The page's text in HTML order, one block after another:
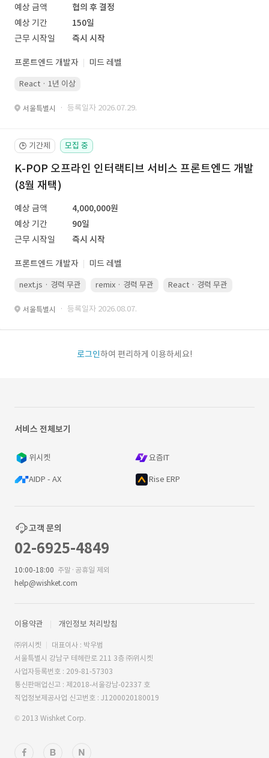
예상 금액
협의 후 결정
예상 기간
150일
근무 시작일
즉시 시작
프론트엔드 개발자 미드 레벨
React · 1년 이상
서울특별시 · 등록일자 2026.07.29.
🕒 기간제 모집 중
K-POP 오프라인 인터랙티브 서비스 프론트엔드 개발
(8월 재택)
예상 금액
4,000,000원
예상 기간
90일
근무 시작일
즉시 시작
프론트엔드 개발자 미드 레벨
next.js · 경력 무관 remix · 경력 무관 React · 경력 무관
서울특별시 · 등록일자 2026.08.07.
로그인하여 편리하게 이용하세요!
서비스 전체보기
위시켓 요즘IT
AIDP - AX Rise ERP
고객 문의
02-6925-4849
10:00-18:00 주말·공휴일 제외
help@wishket.com
이용약관 개인정보 처리방침
㈜위시켓
대표이사 : 박우범
서울특별시 강남구 테헤란로 211 3층 ㈜위시켓
사업자등록번호 : 209-81-57303
통신판매업신고 : 제2018-서울강남-02337 호
직업정보제공사업 신고번호 : J1200020180019
© 2013 Wishket Corp.